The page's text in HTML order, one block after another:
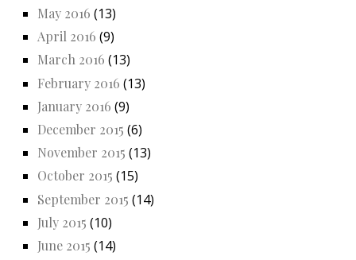
May 2016 (13)
April 2016 (9)
March 2016 (13)
February 2016 (13)
January 2016 (9)
December 2015 (6)
November 2015 (13)
October 2015 (15)
September 2015 (14)
July 2015 (10)
June 2015 (14)